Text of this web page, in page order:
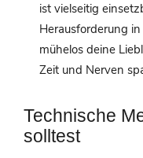
ist vielseitig
Herausforderung
mühelos deine
Zeit und Nerven
Technische
solltest